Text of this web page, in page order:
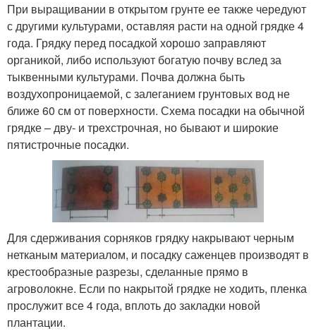
При выращивании в открытом грунте ее также чередуют
с другими культурами, оставляя расти на одной грядке 4
года. Грядку перед посадкой хорошо заправляют
органикой, либо используют богатую почву вслед за
тыквенными культурами. Почва должна быть
воздухопроницаемой, с залеганием грунтовых вод не
ближе 60 см от поверхности. Схема посадки на обычной
грядке – дву- и трехстрочная, но бывают и широкие
пятистрочные посадки.
Для сдерживания сорняков грядку накрывают черным
нетканым материалом, и посадку саженцев производят в
крестообразные разрезы, сделанные прямо в
агроволокне. Если по накрытой грядке не ходить, пленка
прослужит все 4 года, вплоть до закладки новой
плантации.